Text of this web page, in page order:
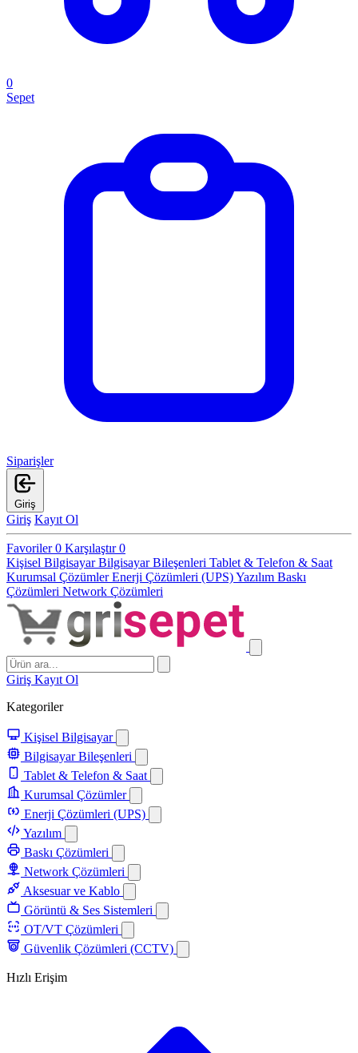
0
Sepet
Siparişler
Giriş
Giriş Kayıt Ol
Favoriler0 Karşılaştır0
Kişisel BilgisayarBilgisayar Bileşenleri Tablet & Telefon & Saat
Kurumsal ÇözümlerEnerji Çözümleri (UPS)Yazılım Baskı
Çözümleri Network Çözümleri
Giriş Kayıt Ol
Kategoriler
Kişisel Bilgisayar
Bilgisayar Bileşenleri
Tablet & Telefon & Saat
Kurumsal Çözümler
Enerji Çözümleri (UPS)
Yazılım
Baskı Çözümleri
Network Çözümleri
Aksesuar ve Kablo
Görüntü & Ses Sistemleri
OT/VT Çözümleri
Güvenlik Çözümleri (CCTV)
Hızlı Erişim